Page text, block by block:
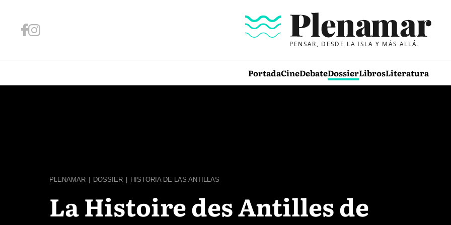
PENSAR, DESDE LA ISLA Y MÁS ALLÁ.
PortadaCineDebateDossierLibrosLiteratura
PLENAMAR DOSSIER HISTORIA DE LAS ANTILLAS
La Histoire des Antilles de